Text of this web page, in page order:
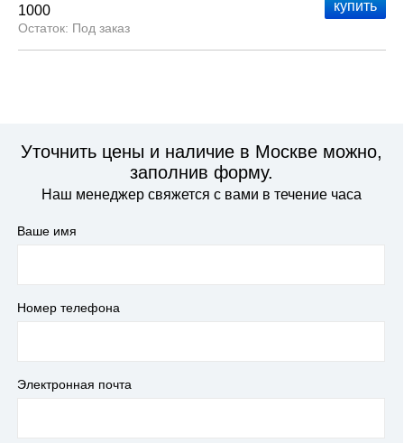
1000
Под заказ
Уточнить цены и наличие в Москве можно,
заполнив форму.
Наш менеджер свяжется с вами в течение часа
Ваше имя
Номер телефона
Электронная почта